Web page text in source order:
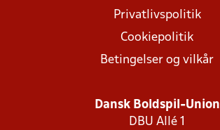
Privatlivspolitik
Cookiepolitik
Betingelser og vilkår
Dansk Boldspil-Union
DBU Allé 1